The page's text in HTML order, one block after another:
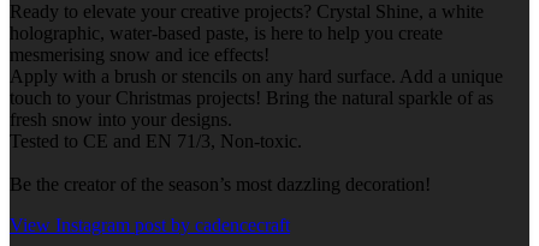
Ready to elevate your creative projects? Crystal Shine, a white
holographic, water-based paste, is here to help you create
mesmerising snow and ice effects!
Apply with a brush or stencils on any hard surface. Add a unique
touch to your Christmas projects! Bring the natural sparkle of as
fresh snow into your designs.
Tested to CE and EN 71/3, Non-toxic.
Be the creator of the season’s most dazzling decoration!
View Instagram post by cadencecraft